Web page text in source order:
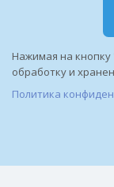
Нажимая на кнопку
обработку и
Политика